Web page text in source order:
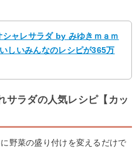
ャレサラダ by みゆきｍａｍ
しいみんなのレシピが365万
サラダの人気レシピ【カッ
野菜の盛り付けを変えるだけで